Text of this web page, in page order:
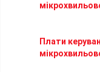
Плати